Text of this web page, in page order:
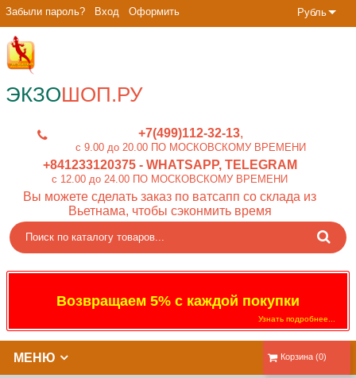
Рубль
Забыли пароль? Вход Оформить
ЭКЗОШОП.РУ
+7(499)112-32-13
c 9.00 до 20.00 ПО МОСКОВСКОМУ ВРЕМЕНИ
+841233120375- WHATSAPP, TELEGRAM
c 12.00 до 24.00 ПО МОСКОВСКОМУ ВРЕМЕНИ
Вы можете сделать заказ по ватсапп со склада из
Вьетнама, чтобы сэконмить время
Возвращаем 5% с каждой покупки
Узнать подробнее...
Корзина (0)
МЕНЮ